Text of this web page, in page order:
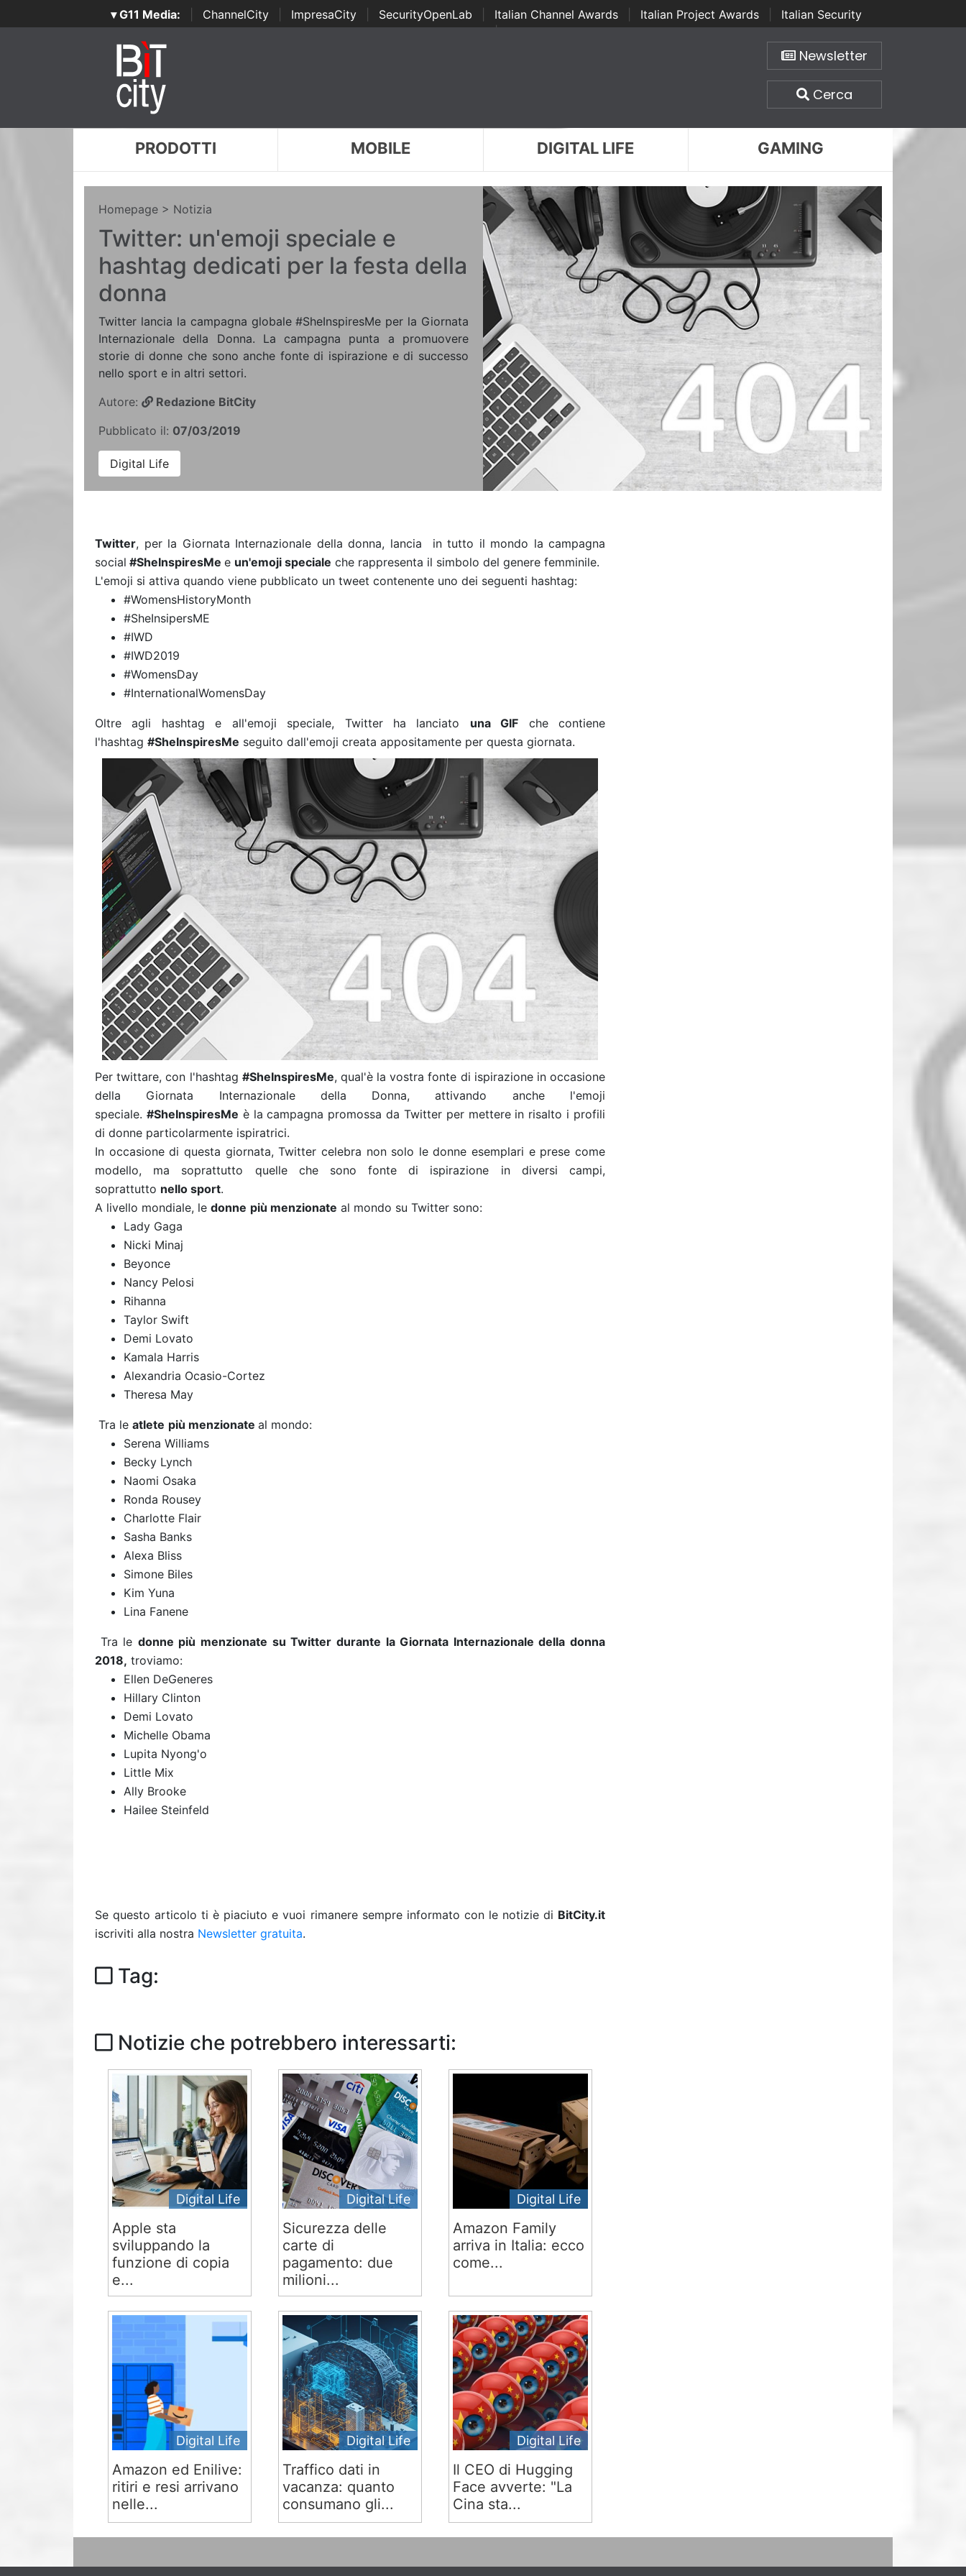
▾ G11 Media: ChannelCity ImpresaCity SecurityOpenLab Italian Channel Awards Italian Project Awards
Italian Security
Awards | ...
Newsletter
Cerca
PRODOTTI MOBILE DIGITAL LIFE GAMING
Homepage > Notizia
Twitter: un'emoji speciale e
hashtag dedicati per la festa della
donna
Twitter lancia la campagna globale #SheInspiresMe per la Giornata
Internazionale della Donna. La campagna punta a promuovere
storie di donne che sono anche fonte di ispirazione e di successo
nello sport e in altri settori.
Autore:
Redazione BitCity
Pubblicato il: 07/03/2019
Digital Life
Twitter, per la Giornata Internazionale della donna, lancia in tutto il mondo la campagna
social #SheInspiresMe e un'emoji speciale che rappresenta il simbolo del genere femminile.
L'emoji si attiva quando viene pubblicato un tweet contenente uno dei seguenti hashtag:
#WomensHistoryMonth
#SheInsipersME
#IWD
#IWD2019
#WomensDay
#InternationalWomensDay
Oltre agli hashtag e all'emoji speciale, Twitter ha lanciato una GIF
che contiene
l'hashtag #SheInspiresMe seguito dall'emoji creata appositamente per questa giornata.
Per twittare, con l'hashtag #SheInspiresMe, qual'è la vostra fonte di ispirazione in occasione
della Giornata Internazionale della Donna, attivando anche l'emoji
speciale. #SheInspiresMe è la campagna promossa da Twitter per mettere in risalto i profili
di donne particolarmente ispiratrici.
In occasione di questa giornata, Twitter celebra non solo le donne esemplari e prese come
modello, ma soprattutto quelle che sono fonte di ispirazione in diversi campi,
soprattutto nello sport.
A livello mondiale, le donne più menzionate al mondo su Twitter sono:
Lady Gaga
Nicki Minaj
Beyonce
Nancy Pelosi
Rihanna
Taylor Swift
Demi Lovato
Kamala Harris
Alexandria Ocasio-Cortez
Theresa May
Tra le atlete più menzionate al mondo:
Serena Williams
Becky Lynch
Naomi Osaka
Ronda Rousey
Charlotte Flair
Sasha Banks
Alexa Bliss
Simone Biles
Kim Yuna
Lina Fanene
Tra le donne più menzionate su Twitter durante la Giornata Internazionale della donna
2018, troviamo:
Ellen DeGeneres
Hillary Clinton
Demi Lovato
Michelle Obama
Lupita Nyong'o
Little Mix
Ally Brooke
Hailee Steinfeld
Se questo articolo ti è piaciuto e vuoi rimanere sempre informato con le notizie di BitCity.it
iscriviti alla nostra Newsletter gratuita.
Tag:
Notizie che potrebbero interessarti:
Digital Life
Apple sta
sviluppando la
funzione di copia
e...
Digital Life
Sicurezza delle
carte di
pagamento: due
milioni...
Digital Life
Amazon Family
arriva in Italia: ecco
come...
Digital Life
Amazon ed Enilive:
ritiri e resi arrivano
nelle...
Digital Life
Traffico dati in
vacanza: quanto
consumano gli...
Digital Life
Il CEO di Hugging
Face avverte: "La
Cina sta...